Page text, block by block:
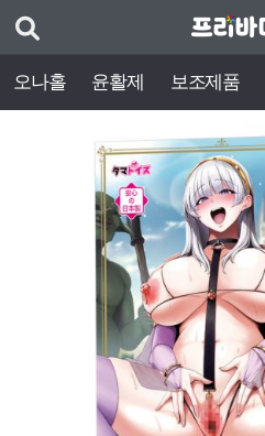
오나홀 윤활제 보조제품